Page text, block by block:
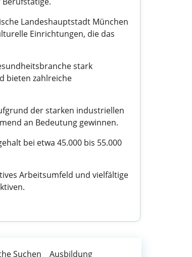
Landeshauptstadt München
Einrichtungen, die das
stark
bieten zahlreiche
der starken industriellen
an Bedeutung gewinnen.
bei etwa 45.000 bis 55.000
Arbeitsumfeld und vielfältige
Suchen Ausbildung